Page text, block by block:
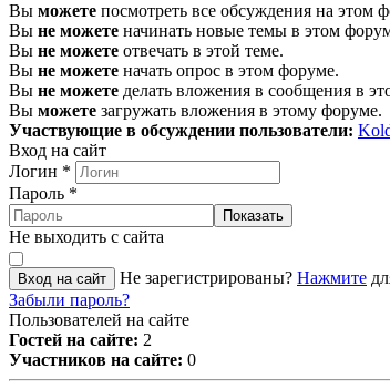
Вы можете посмотреть все обсуждения на этом
Вы не можете начинать новые темы в этом
Вы не можете отвечать в этой теме.
Вы не можете начать опрос в этом форуме.
Вы не можете делать вложения в сообщения в
Вы можете загружать вложения в этому форуме.
Участвующие в обсуждении пользователи:
Вход на сайт
Логин *
Пароль *
Показать
Не выходить с сайта
Вход на сайт Не зарегистрированы? Нажмите
Забыли пароль?
Пользователей на сайте
Гостей на сайте: 2
Участников на сайте: 0